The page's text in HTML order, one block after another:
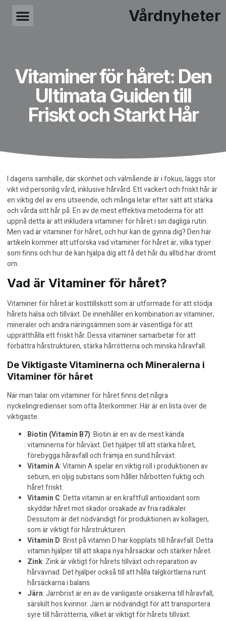
Vårdnyheter
Vitaminer för håret: Den
Ultimata Guiden till
Friskt och Starkt Hår
I dagens samhälle, där skönhet och välmående är i fokus, läggs stor
vikt vid personlig vård, inklusive hårvård. Ett vackert och friskt hår är
en viktig del av ens utseende, och många letar efter sätt att stärka
och vårda sitt hår på. En av de mest effektiva metoderna för att
uppnå detta är att inkluderavitaminer för håreti sin dagliga rutin.
Men vad är vitaminer för håret, och hur kan de gynna dig? Den här
artikeln kommer att utforska vad vitaminer för håret är, vilka typer
som finns och hur de kan hjälpa dig att få det hår du alltid har drömt
om.
Vad är Vitaminer för håret?
Vitaminer för håret är kosttillskott som är utformade för att stödja
hårets hälsa och tillväxt. De innehåller en kombination av vitaminer,
mineraler och andra näringsämnen som är väsentliga för att
upprätthålla ett friskt hår. Dessa vitaminer samarbetar för att
förbättra hårstrukturen, stärka hårrötterna och minska håravfall.
De Viktigaste Vitaminerna och Mineralerna i
Vitaminer för håret
När man talar om vitaminer för håret finns det några
nyckelingredienser som ofta återkommer. Här är en lista över de
viktigaste:
Biotin (Vitamin B7): Biotin är en av de mest kända
vitaminerna för hårväxt. Det hjälper till att stärka håret,
förebygga håravfall och främja en sund hårväxt.
Vitamin A: Vitamin A spelar en viktig roll i produktionen av
sebum, en oljig substans som håller hårbotten fuktig och
håret friskt.
Vitamin C: Detta vitamin är en kraftfull antioxidant som
skyddar håret mot skador orsakade av fria radikaler.
Dessutom är det nödvändigt för produktionen av kollagen,
som är viktigt för hårstrukturen.
Vitamin D: Brist på vitamin D har kopplats till håravfall. Detta
vitamin hjälper till att skapa nya hårsäckar och stärker håret.
Zink: Zink är viktigt för hårets tillväxt och reparation av
hårvävnad. Det hjälper också till att hålla talgkörtlarna runt
hårsäckarna i balans.
Järn: Järnbrist är en av de vanligaste orsakerna till håravfall,
särskilt hos kvinnor. Järn är nödvändigt för att transportera
syre till hårrötterna, vilket är viktigt för hårets tillväxt.